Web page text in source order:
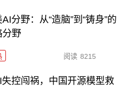
分野：从“造脑”到“铸身”的
分野
阅读 8215
失控闯祸，中国开源模型救